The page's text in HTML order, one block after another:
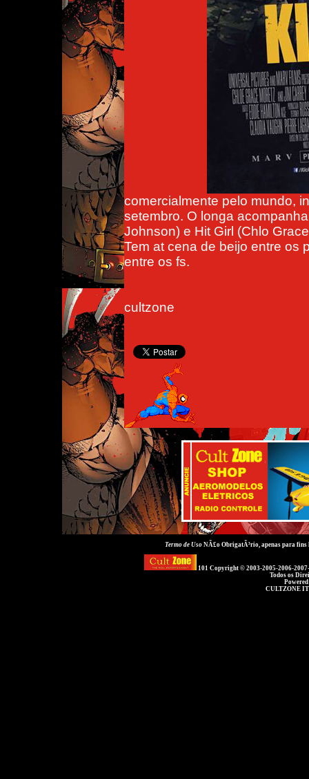
comercialmente pelo mundo,
setembro. O longa
Johnson) e Hit Girl (Chlo
Tem at cena de beijo entre os
entre os fs.
cultzone
Termo de UsoNÃ£o ObrigatÃ³rio, apenas para
101 Copyright © 2003-2005-2006-
Todos os
CULTZONE